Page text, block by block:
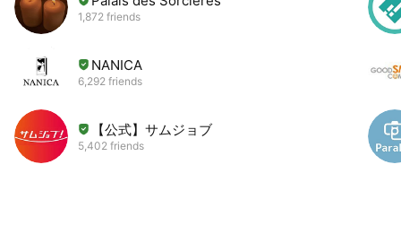
1,872 friends
NANICA
6,292 friends
【公式】サムジョブ
5,402 friends